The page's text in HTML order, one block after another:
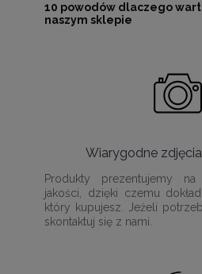
10 powodów dlaczego
naszym sklepie
Wiarygodne
Produkty prezentujemy
jakości, dzięki czemu
który kupujesz. Jeżeli
skontaktuj się z nami.